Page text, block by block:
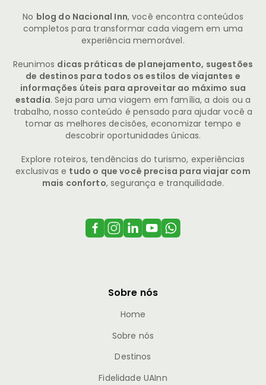
No blog do Nacional Inn, você encontra conteúdos
completos para transformar cada viagem em uma
experiência memorável.
Reunimos dicas práticas de planejamento, sugestões
de destinos para todos os estilos de viajantes e
informações úteis para aproveitar ao máximo sua
estadia. Seja para uma viagem em família, a dois ou a
trabalho, nosso conteúdo é pensado para ajudar você a
tomar as melhores decisões, economizar tempo e
descobrir oportunidades únicas.
Explore roteiros, tendências do turismo, experiências
exclusivas e tudo o que você precisa para viajar com
mais conforto, segurança e tranquilidade.
Sobre nós
Home
Sobre nós
Destinos
Fidelidade UAInn